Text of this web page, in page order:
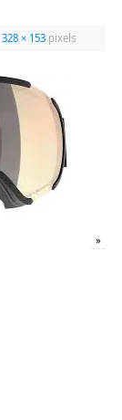
328 × 153pixels
»